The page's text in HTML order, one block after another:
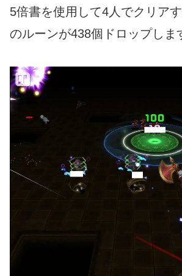
5倍書を使用して4人でクリア
のルーンが438個ドロップしま